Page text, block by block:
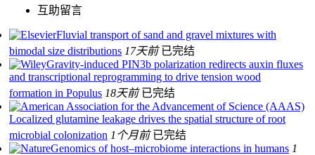
互助留言
Fluvial transport of sand and gravel mixtures with
bimodal size distributions 17天前 已完结
Gravity‐induced PIN3b polarization redirects auxin fluxes
and transcriptional reprogramming to drive tension wood
formation in Populus 18天前 已完结
Localized glutamine leakage drives the spatial structure of root
microbial colonization 1个月前 已完结
Genomics of host–microbiome interactions in humans 1